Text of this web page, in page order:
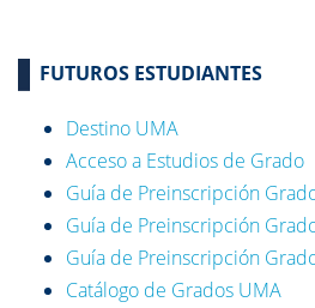
FUTUROS ESTUDIANTES
Destino UMA
Acceso a Estudios de Grado
Guía de Preinscripción
Guía de Preinscripción
Guía de Preinscripción
Catálogo de Grados UMA